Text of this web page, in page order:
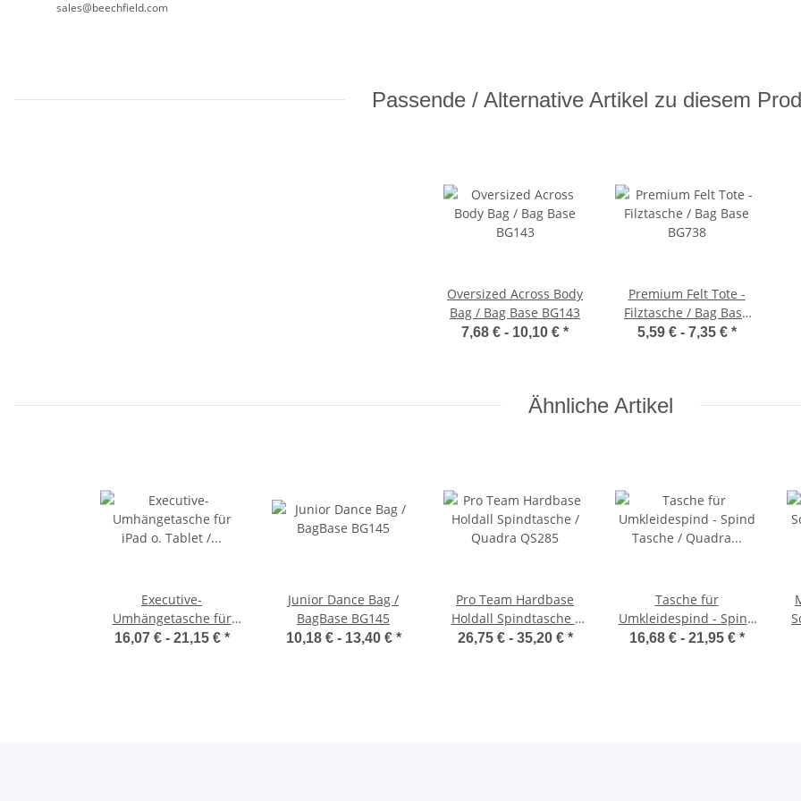
sales@beechfield.com
Passende / Alternative Artikel zu diesem
Oversized Across Body
Bag / Bag Base BG143
7,68 € - 10,10 € *
Premium Felt Tote -
Filztasche / Bag Base
BG738
5,59 € - 7,35 € *
Ähnliche Artikel
Executive-
Umhängetasche für
iPad o. Tablet / Quadra
16,07 € - 21,15 € *
Junior Dance Bag /
BagBase BG145
10,18 € - 13,40 € *
Pro Team Hardbase
Holdall Spindtasche /
Quadra QS285
26,75 € - 35,20 € *
Tasche für
Umkleidespind - Spind
Tasche / Quadra
16,68 € - 21,95 € *